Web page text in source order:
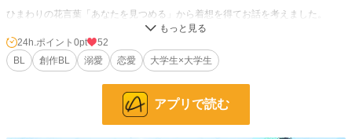
ひまわりの花言葉「あなたを見つめる」から着想を得てお話を考えました。
ひまわりの明るく直向きな姿に目を奪われるが、ひまわりも実はこちらを見つめ
ていたという内容です。
よろしくお願いいたします！
1,406 位 / 1,406 件
1,080 位 / 1,080 件
24h.ポイント 0pt
52
BL
創作BL 溺愛 恋愛 大学生×大学生
アプリで読む